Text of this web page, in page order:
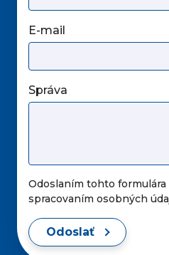
E-mail
Správa
Odoslaním tohto formulára
spracovaním osobných
Odoslať